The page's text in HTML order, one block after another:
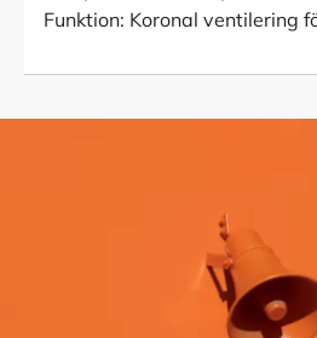
Funktion: Koronal ventilering